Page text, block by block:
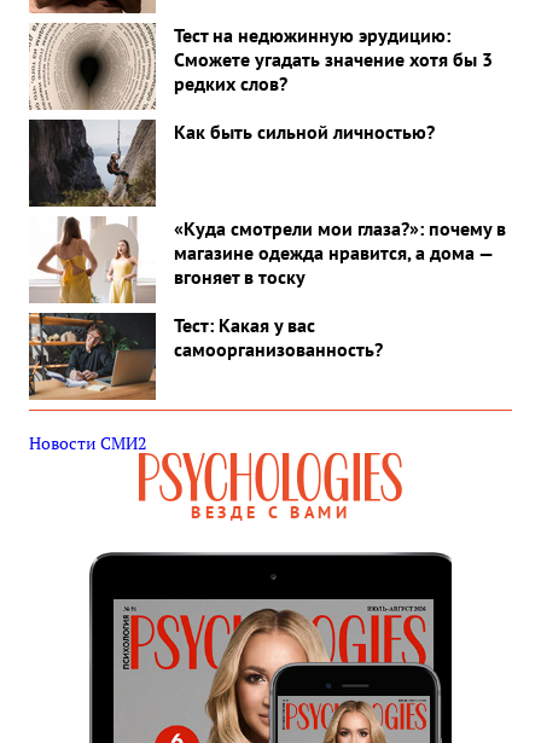
Тест на недюжинную эрудицию:
Сможете угадать значение хотя бы 3
редких слов?
Как быть сильной личностью?
«Куда смотрели мои глаза?»: почему в
магазине одежда нравится, а дома —
вгоняет в тоску
Тест: Какая у вас
самоорганизованность?
Новости СМИ2
ВЕЗДЕ С ВАМИ